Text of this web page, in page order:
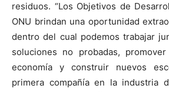
residuos. “Los Objetivos de
ONU brindan una oportunidad
dentro del cual podemos trabajar
soluciones no probadas,
economía y construir nuevos
primera compañía en la industria